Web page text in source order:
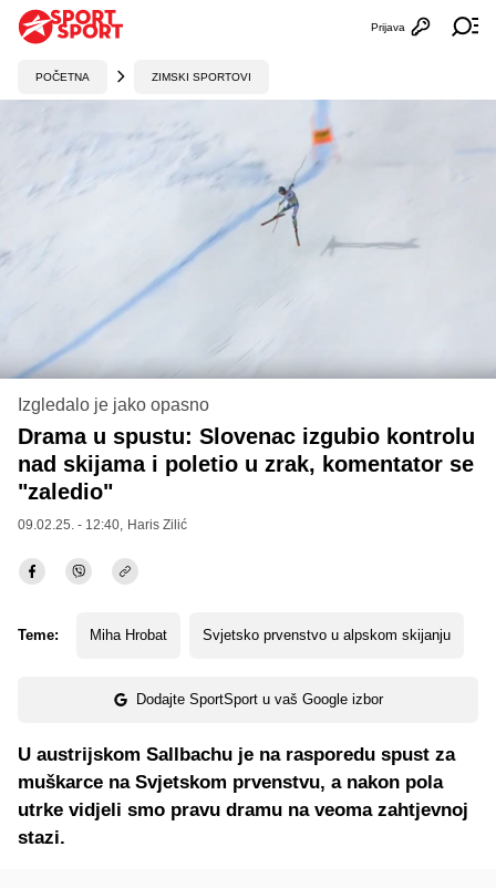
Otvori
Prijava
POČETNA ZIMSKI SPORTOVI
Izgledalo je jako opasno
Drama u spustu: Slovenac izgubio kontrolu
nad skijama i poletio u zrak, komentator se
"zaledio"
09.02.25. - 12:40, Haris Zilić
Teme: Miha Hrobat Svjetsko prvenstvo u alpskom skijanju
Dodajte SportSport u vaš Google izbor
U austrijskom Sallbachu je na rasporedu spust za
muškarce na Svjetskom prvenstvu, a nakon pola
utrke vidjeli smo pravu dramu na veoma zahtjevnoj
stazi.